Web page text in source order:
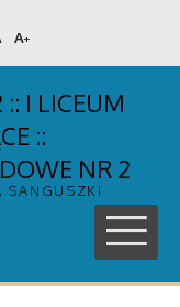
A+
:: I LICEUM
::
NR 2
SANGUSZKI